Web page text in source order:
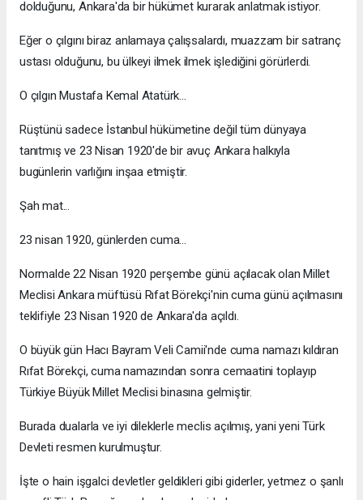
dolduğunu, Ankara'da bir hükümet kurarak anlatmak istiyor.
Eğer o çılgını biraz anlamaya çalışsalardı, muazzam bir satranç
ustası olduğunu, bu ülkeyi ilmek ilmek işlediğini görürlerdi.
O çılgın Mustafa Kemal Atatürk...
Rüştünü sadece İstanbul hükümetine değil tüm dünyaya
tanıtmış ve 23 Nisan 1920'de bir avuç Ankara halkıyla
bugünlerin varlığını inşaa etmiştir.
Şah mat...
23 nisan 1920, günlerden cuma...
Normalde 22 Nisan 1920 perşembe günü açılacak olan Millet
Meclisi Ankara müftüsü Rıfat Börekçi'nin cuma günü açılmasını
teklifiyle 23 Nisan 1920 de Ankara'da açıldı.
O büyük gün Hacı Bayram Veli Camii'nde cuma namazı kıldıran
Rıfat Börekçi, cuma namazından sonra cemaatini toplayıp
Türkiye Büyük Millet Meclisi binasına gelmiştir.
Burada dualarla ve iyi dileklerle meclis açılmış, yani yeni Türk
Devleti resmen kurulmuştur.
İşte o hain işgalci devletler geldikleri gibi giderler, yetmez o şanlı